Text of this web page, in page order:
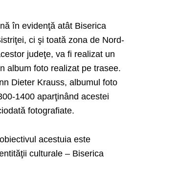
în evidenţă atât Biserica
ci şi toată zona de Nord-
judeţe, va fi realizat un
album foto realizat pe trasee.
Dieter Krauss, albumul foto
1400 aparţinând acestei
fotografiate.
acestuia este
culturale – Biserica